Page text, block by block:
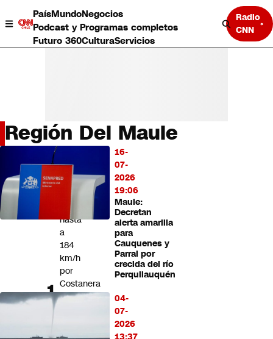
PaísMundoNegocios
Podcast y Programas completos
Futuro 360CulturaServicios
Radio
CNN
País
Mundo
Negocios
Deportes
Programas completos
Cultura
CNN tiempo
Futuro 360
Opinión
Región Del Maule
16-
07-
2026
19:06
Maule:
Decretan
alerta amarilla
para
Cauquenes y
Parral por
crecida del río
Perquilauquén
04-
07-
2026
13:37
LO
MÁS
LEÍDO
Conducían
hasta
a
184
km/h
por
Costanera
Norte:
tras